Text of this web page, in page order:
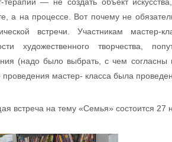
а на процессе. Вот почему не
встречи. Участникам
художественного творчества,
(надо было выбрать, с чем согласны
проведения мастер- класса была
встреча на тему «Семья» состоится 27